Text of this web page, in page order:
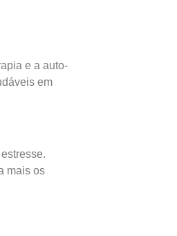
e a auto-
em
mais os